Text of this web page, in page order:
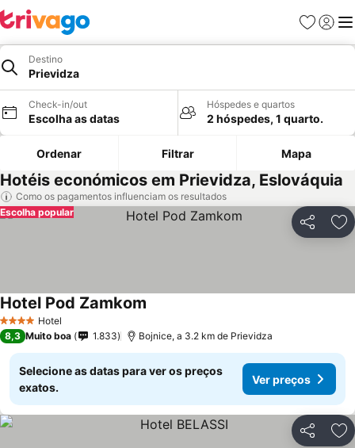
Favoritos
Iniciar
Destino
Prievidza
Check-in/out
Escolha as datas
Hóspedes e quartos
2 hóspedes, 1 quarto.
Ordenar Filtrar Mapa
Hotéis económicos em Prievidza, Eslováquia
Como os pagamentos influenciam os resultados
Partilhar
Escolha popular
4 EstrelasHotel
Hotel Pod Zamkom
8,3 Muito boa 1.833 Bojnice, a 3.2 km de Prievidza
Selecione as datas para ver os preços
exatos.
Ver preços
Partilhar